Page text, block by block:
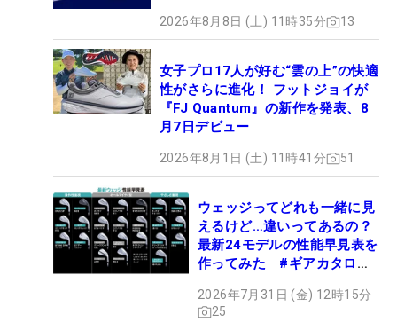
2026年8月8日 (土) 11時35分 13
女子プロ17人が好む“雲の上”の快適
性がさらに進化！ フットジョイが
『FJ Quantum』の新作を発表、8
月7日デビュー
2026年8月1日 (土) 11時41分 51
ウェッジってどれも一緒に見
えるけど…違いってあるの？
最新24モデルの性能早見表を
作ってみた #ギアカタログ
2026年7月31日 (金) 12時15分
25